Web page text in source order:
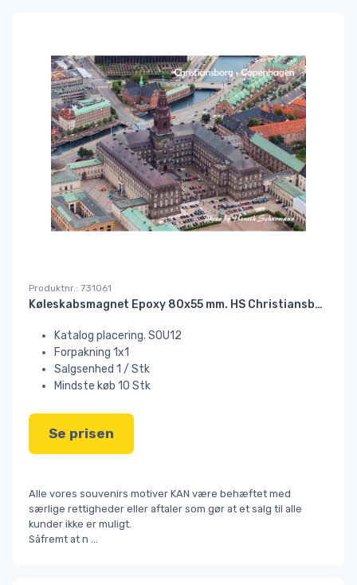
Produktnr.: 731061
Køleskabsmagnet Epoxy 80x55 mm. HS Christiansborg//#
Katalog placering. SOU12
Forpakning 1x1
Salgsenhed 1 / Stk
Mindste køb 10 Stk
Se prisen
Alle vores souvenirs motiver KAN være behæftet med
særlige rettigheder eller aftaler som gør at et salg til alle
kunder ikke er muligt.
Såfremt at n ...